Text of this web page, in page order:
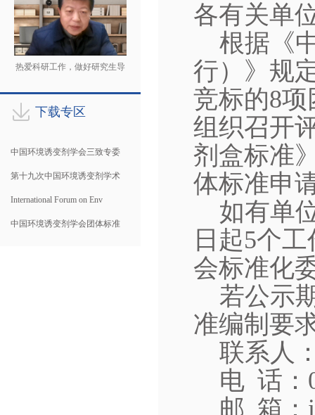
热爱科研工作，做好研究生导
下载专区
中国环境诱变剂学会三致专委
第十九次中国环境诱变剂学术
International Forum on Env
中国环境诱变剂学会团体标准
各有关单
根据《
行）》规
竞标的8项
组织召开
剂盒标准
体标准申
如有单
日起5个工
会标准化
若公示
准编制要
联系人
电 话：
邮 箱：